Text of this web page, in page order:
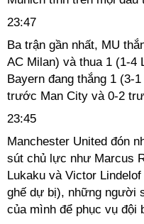
23:47
Ba trận gần nhất, MU
AC Milan) và thua 1 (1-4
Bayern đang thắng 1 (3-
trước Man City và 0-2
23:45
Manchester United đón
sút chủ lực như Marcus
Lukaku và Victor
ghế dự bị), những người
của mình để phục vụ đội